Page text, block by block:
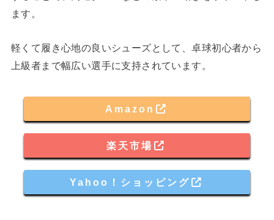
ます。
軽くて履き心地の良いシューズとして、卓球初心者から
上級者まで幅広い選手に支持されています。
Amazon
楽天市場
Yahoo！ショッピング